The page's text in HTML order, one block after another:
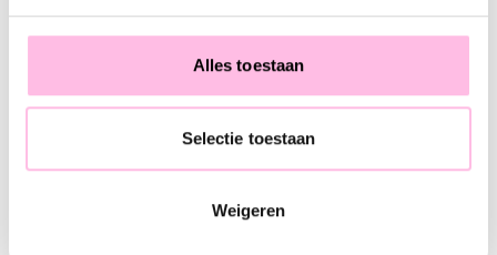
Alles toestaan
Selectie toestaan
Weigeren
Satijn armbandje met ringen – taupe/goud Satijnarmbandje met goudkleurige kralen - taupe
Satijnarmbandje met klein en groot hartje – taupe